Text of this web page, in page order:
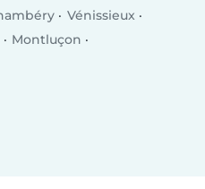
Vénissieux
Montluçon